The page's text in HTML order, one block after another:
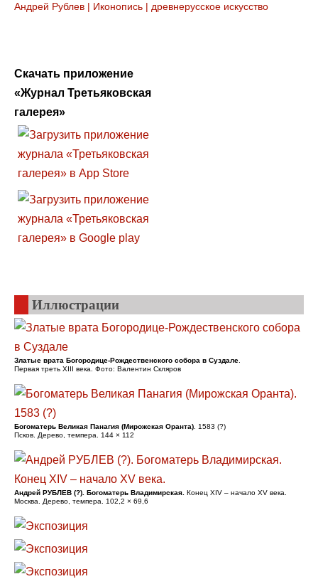
Андрей Рублев | Иконопись | древнерусское искусство
Скачать приложение
«Журнал Третьяковская
галерея»
Иллюстрации
Златые врата Богородице-Рождественского собора в Суздале
Первая треть XIII века. Фото: Валентин Скляров
Богоматерь Великая Панагия (Мирожская Оранта) . 1583 (?)
Псков. Дерево, темпера. 144 × 112
Андрей РУБЛЕВ (?). Богоматерь Владимирская. Конец XIV – начало XV века.
Москва. Дерево, темпера. 102,2 × 69,6